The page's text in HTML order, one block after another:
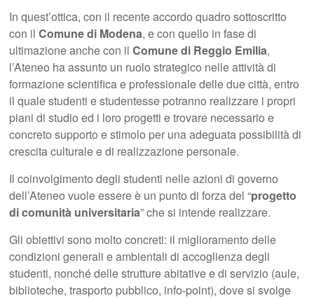
In quest’ottica, con il recente accordo quadro sottoscritto
con ilComune di Modena, e con quello in fase di
ultimazione anche con ilComune di Reggio Emilia,
l’Ateneo ha assunto un ruolo strategico nelle attività di
formazione scientifica e professionale delle due città, entro
il quale studenti e studentesse potranno realizzare i propri
piani di studio ed i loro progetti e trovare necessario e
concreto supporto e stimolo per una adeguata possibilità di
crescita culturale e di realizzazione personale.
Il coinvolgimento degli studenti nelle azioni di governo
dell’Ateneo vuole essere è un punto di forza del “progetto
di comunità universitaria” che si intende realizzare.
Gli obiettivi sono molto concreti: il miglioramento delle
condizioni generali e ambientali di accoglienza degli
studenti, nonché delle strutture abitative e di servizio (aule,
biblioteche, trasporto pubblico, info-point), dove si svolge